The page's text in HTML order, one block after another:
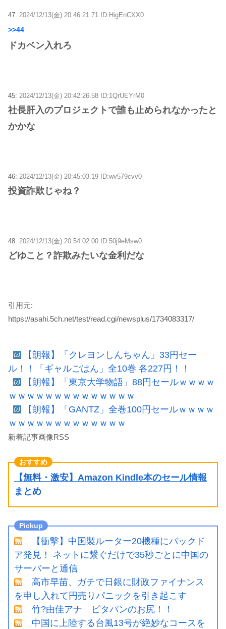
47: 2024/12/13(金) 20:46:21.71 ID:HigEnCXX0
>>44
ドカベン入れろ
45: 2024/12/13(金) 20:42:26.58 ID:1QrUEYrM0
社長肝入のプロジェクトで誰も止められなかったと
かかな
46: 2024/12/13(金) 20:45:03.19 ID:wv579cvv0
投資詐欺じゃね？
48: 2024/12/13(金) 20:54:02.00 ID:50j9eMsw0
どゆこと？詐欺みたいな金利だな
引用元:
https://asahi.5ch.net/test/read.cgi/newsplus/1734083317/
【朗報】「クレヨンしんちゃん」33円セー
ル！！「ギャルごはん」全10巻 各227円！！
【朗報】「東京大学物語」88円セールｗｗｗｗ
ｗｗｗｗｗｗｗｗｗｗｗｗｗｗ
【朗報】「GANTZ」全巻100円セールｗｗｗｗ
ｗｗｗｗｗｗｗｗｗｗｗｗｗ
新着記事画像RSS
【無料・激安】Amazon Kindle本のセール情報
まとめ
【衝撃】中国製ルーター20機種にバックド
ア発見！ ネットに繋ぐだけで35秒ごとに中国の
サーバーと通信
高市早苗、ガチで日銀に財政ファイナンス
を申し入れて円売りパニックを引き起こす
竹?由佳アナ ピタパンのお尻！！
中国に上陸する台風13号が絶妙なコースを